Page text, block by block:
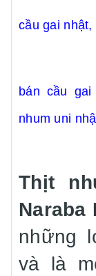
cầu gai nhật,
bán cầu
nhum uni
Thịt
Naraba
những
và là